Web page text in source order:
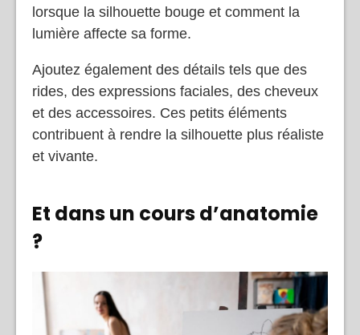
lorsque la silhouette bouge et comment la
lumière affecte sa forme.
Ajoutez également des détails tels que des
rides, des expressions faciales, des cheveux
et des accessoires. Ces petits éléments
contribuent à rendre la silhouette plus réaliste
et vivante.
Et dans un cours d’anatomie
?